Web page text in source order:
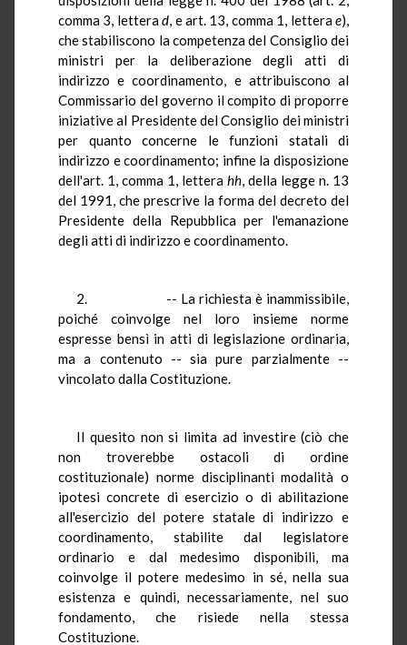
comma 3, letterad, e art. 13, comma 1, letterae),
che stabiliscono la competenza del Consiglio dei
ministri per la deliberazione degli atti di
indirizzo e coordinamento, e attribuiscono al
Commissario del governo il compito di proporre
iniziative al Presidente del Consiglio dei ministri
per quanto concerne le funzioni statali di
indirizzo e coordinamento; infine la disposizione
dell'art. 1, comma 1, lettera hh, della legge n. 13
del 1991, che prescrive la forma del decreto del
Presidente della Repubblica per l'emanazione
degli atti di indirizzo e coordinamento.
2. -- La richiesta è inammissibile,
poiché coinvolge nel loro insieme norme
espresse bensì in atti di legislazione ordinaria,
ma a contenuto -- sia pure parzialmente --
vincolato dalla Costituzione.
Il quesito non si limita ad investire (ciò che
non troverebbe ostacoli di ordine
costituzionale) norme disciplinanti modalità o
ipotesi concrete di esercizio o di abilitazione
all'esercizio del potere statale di indirizzo e
coordinamento, stabilite dal legislatore
ordinario e dal medesimo disponibili, ma
coinvolge il potere medesimo in sé, nella sua
esistenza e quindi, necessariamente, nel suo
fondamento, che risiede nella stessa
Costituzione.